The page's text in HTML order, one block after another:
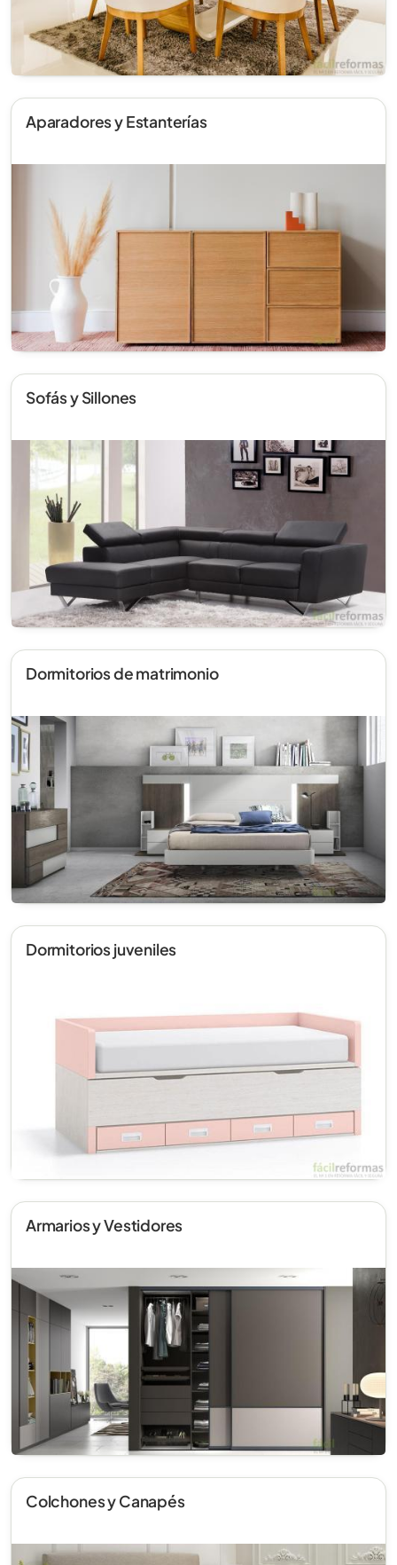
Aparadores y Estanterías
Sofás y Sillones
Dormitorios de matrimonio
Dormitorios juveniles
Armarios y Vestidores
Colchones y Canapés